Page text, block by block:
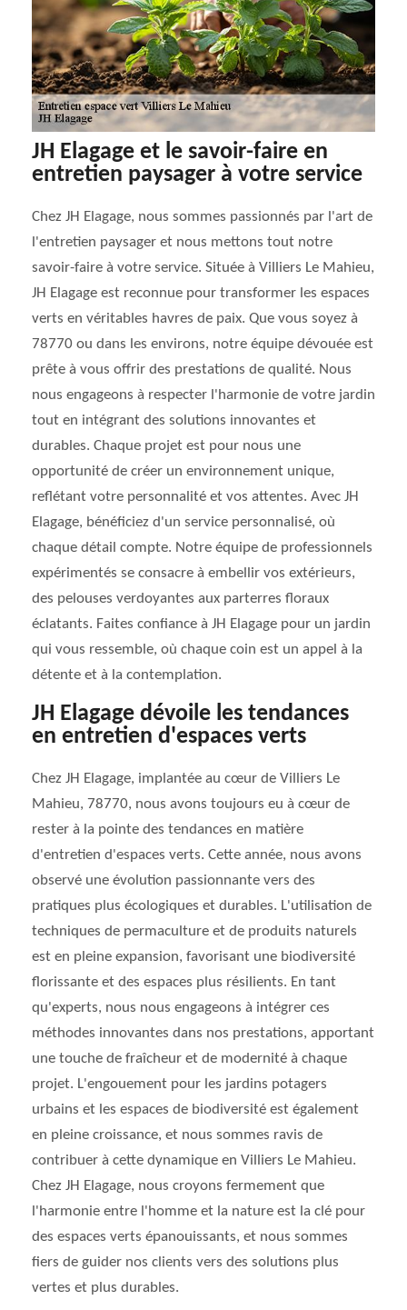
JH Elagage et le savoir-faire en
entretien paysager à votre service
Chez JH Elagage, nous sommes passionnés par l'art de
l'entretien paysager et nous mettons tout notre
savoir-faire à votre service. Située à Villiers Le Mahieu,
JH Elagage est reconnue pour transformer les espaces
verts en véritables havres de paix. Que vous soyez à
78770 ou dans les environs, notre équipe dévouée est
prête à vous offrir des prestations de qualité. Nous
nous engageons à respecter l'harmonie de votre jardin
tout en intégrant des solutions innovantes et
durables. Chaque projet est pour nous une
opportunité de créer un environnement unique,
reflétant votre personnalité et vos attentes. Avec JH
Elagage, bénéficiez d'un service personnalisé, où
chaque détail compte. Notre équipe de professionnels
expérimentés se consacre à embellir vos extérieurs,
des pelouses verdoyantes aux parterres floraux
éclatants. Faites confiance à JH Elagage pour un jardin
qui vous ressemble, où chaque coin est un appel à la
détente et à la contemplation.
JH Elagage dévoile les tendances
en entretien d'espaces verts
Chez JH Elagage, implantée au cœur de Villiers Le
Mahieu, 78770, nous avons toujours eu à cœur de
rester à la pointe des tendances en matière
d'entretien d'espaces verts. Cette année, nous avons
observé une évolution passionnante vers des
pratiques plus écologiques et durables. L'utilisation de
techniques de permaculture et de produits naturels
est en pleine expansion, favorisant une biodiversité
florissante et des espaces plus résilients. En tant
qu'experts, nous nous engageons à intégrer ces
méthodes innovantes dans nos prestations, apportant
une touche de fraîcheur et de modernité à chaque
projet. L'engouement pour les jardins potagers
urbains et les espaces de biodiversité est également
en pleine croissance, et nous sommes ravis de
contribuer à cette dynamique en Villiers Le Mahieu.
Chez JH Elagage, nous croyons fermement que
l'harmonie entre l'homme et la nature est la clé pour
des espaces verts épanouissants, et nous sommes
fiers de guider nos clients vers des solutions plus
vertes et plus durables.